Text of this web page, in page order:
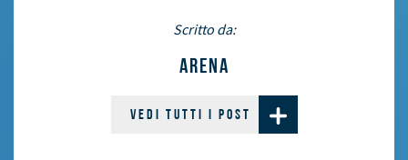
Scritto da:
ARENA
VEDI TUTTI I POST